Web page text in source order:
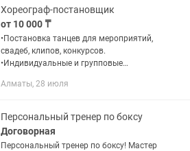
Хореограф-постановщик
от 10 000 ₸
•Постановка танцев для мероприятий,
свадеб, клипов, конкурсов.
•Индивидуальные и групповые
подготовки (от новичков до
помощь в...
Алматы, 28 июля
Персональный тренер по боксу
Договорная
Персональный тренер по боксу! Мастер